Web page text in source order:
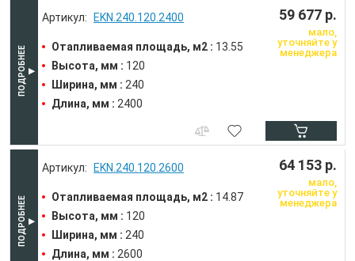
EKN.240.120.2400
Отапливаемая площадь, м2 : 13.55
Высота, мм : 120
Ширина, мм : 240
Длина, мм : 2400
59 677 р.
мало,
уточняйте у
менеджера
EKN.240.120.2600
Отапливаемая площадь, м2 : 14.87
Высота, мм : 120
Ширина, мм : 240
Длина, мм : 2600
64 153 р.
мало,
уточняйте у
менеджера